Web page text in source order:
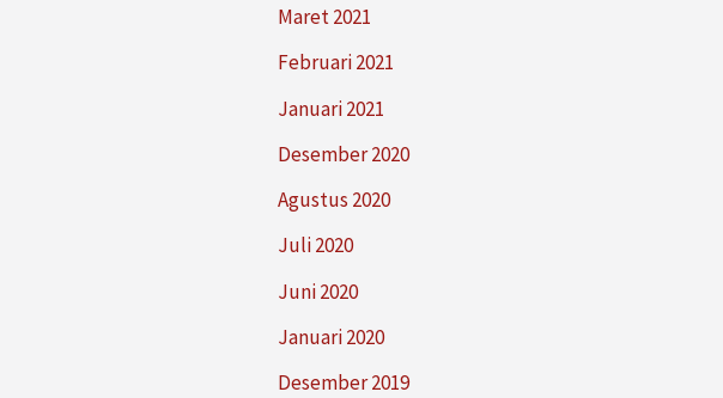
Maret 2021
Februari 2021
Januari 2021
Desember 2020
Agustus 2020
Juli 2020
Juni 2020
Januari 2020
Desember 2019